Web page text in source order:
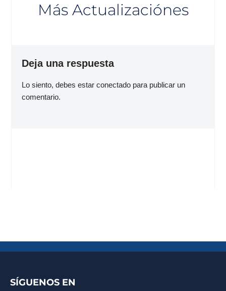
Más Actualizaciónes
Deja una respuesta
Lo siento, debes estarconectado para publicar un
comentario.
SÍGUENOS EN